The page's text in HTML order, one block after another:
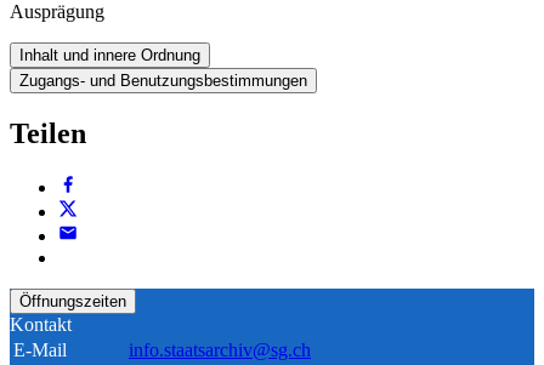
Ausprägung
Inhalt und innere Ordnung
Zugangs- und Benutzungsbestimmungen
Teilen
Öffnungszeiten
Kontakt
E-Mail
info.staatsarchiv@sg.ch